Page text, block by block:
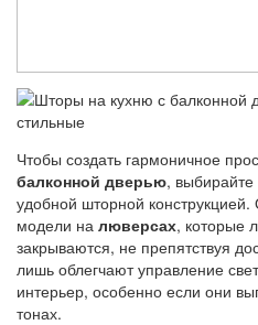
Чтобы создать гармоничное
балконной дверью,
удобной шторной
модели на люверсах, которые
закрываются, не препятствуя
лишь облегчают управление
интерьер, особенно если они
тонах.